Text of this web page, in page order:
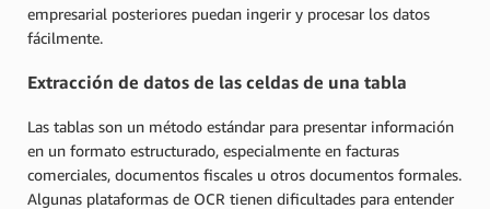
empresarial posteriores puedan ingerir y procesar los datos
fácilmente.
Extracción de datos de las celdas de una tabla
Las tablas son un método estándar para presentar información
en un formato estructurado, especialmente en facturas
comerciales, documentos fiscales u otros documentos formales.
Algunas plataformas de OCR tienen dificultades para entender